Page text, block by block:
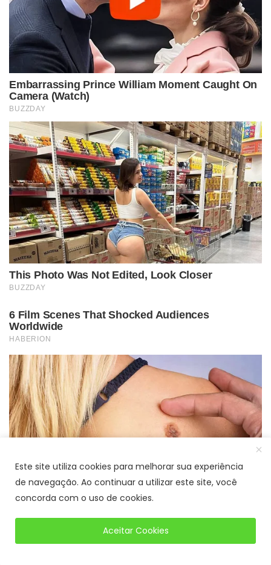
Este site utiliza cookies para melhorar sua experiência
de navegação. Ao continuar a utilizar este site, você
concorda com o uso de cookies.
Aceitar Cookies